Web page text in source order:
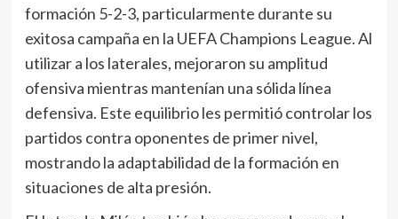
formación 5-2-3, particularmente durante su
exitosa campaña en la UEFA Champions League. Al
utilizar a los laterales, mejoraron su amplitud
ofensiva mientras mantenían una sólida línea
defensiva. Este equilibrio les permitió controlar los
partidos contra oponentes de primer nivel,
mostrando la adaptabilidad de la formación en
situaciones de alta presión.